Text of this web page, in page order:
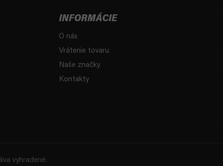
INFORMÁCIE
O nás
Vrátenie tovaru
Naše značky
Kontakty
vyhradené.